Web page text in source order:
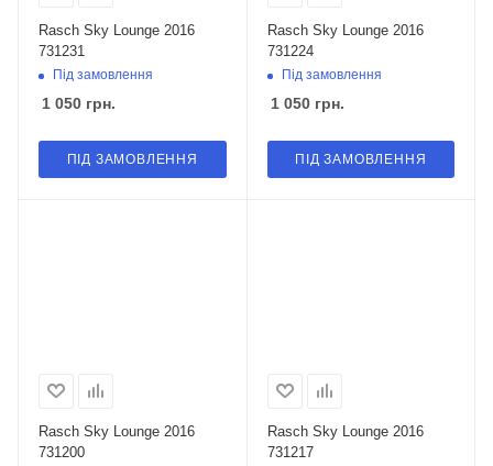
Rasch Sky Lounge 2016
731231
Під замовлення
1 050 грн.
ПІД ЗАМОВЛЕННЯ
Rasch Sky Lounge 2016
731224
Під замовлення
1 050грн.
ПІД ЗАМОВЛЕННЯ
Rasch Sky Lounge 2016
731200
Rasch Sky Lounge 2016
731217